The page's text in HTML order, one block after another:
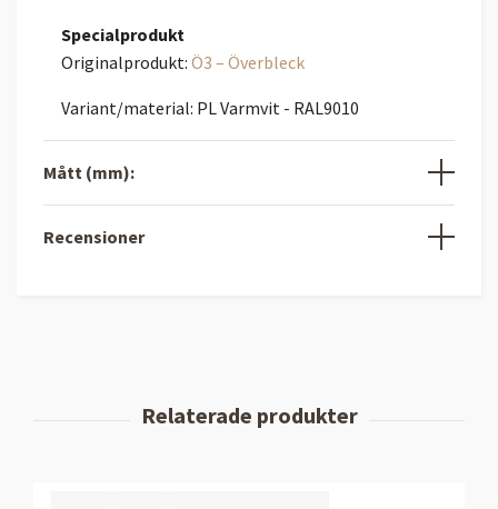
Specialprodukt
Originalprodukt: Ö3 – Överbleck
Variant/material: PL Varmvit - RAL9010
Mått (mm):
Recensioner